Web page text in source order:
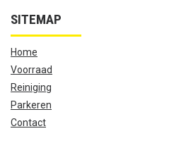
SITEMAP
Home
Voorraad
Reiniging
Parkeren
Contact